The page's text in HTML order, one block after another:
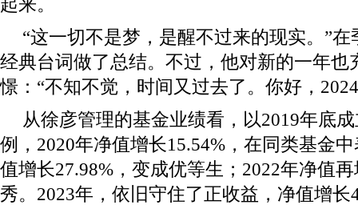
“这一切不是梦，是醒不过来的现实。”
经典台词做了总结。不过，他对新的一年也
憬：“不知不觉，时间又过去了。你好，
从徐彦管理的基金业绩看，以2019年底
例，2020年净值增长15.54%，在同类基金
值增长27.98%，变成优等生；2022年净值
秀。2023年，依旧守住了正收益，净值增长